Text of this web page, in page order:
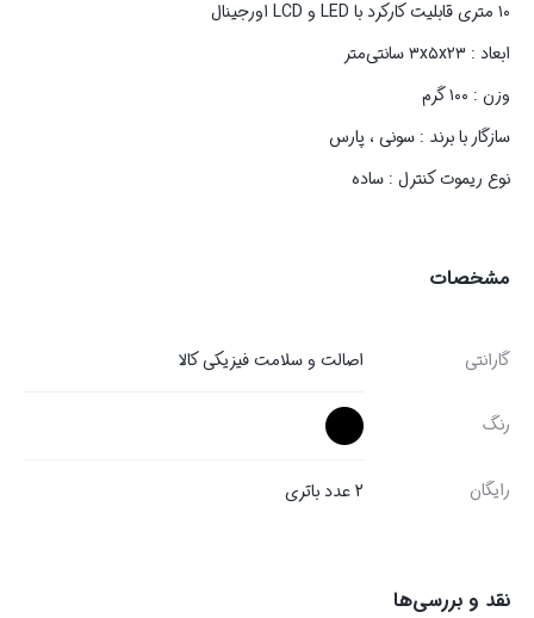
۱۰ متری قابلیت کارکرد با LED و LCD اورجینال
ابعاد : ۳x۵x۲۳ سانتی‌متر
وزن : ۱۰۰ گرم
سازگار با برند : سونی ، پارس
نوع ریموت کنترل : ساده
مشخصات
گارانتی اصالت و سلامت فیزیکی کالا
رنگ
رایگان 2 عدد باتری
نقد و بررسی‌ها